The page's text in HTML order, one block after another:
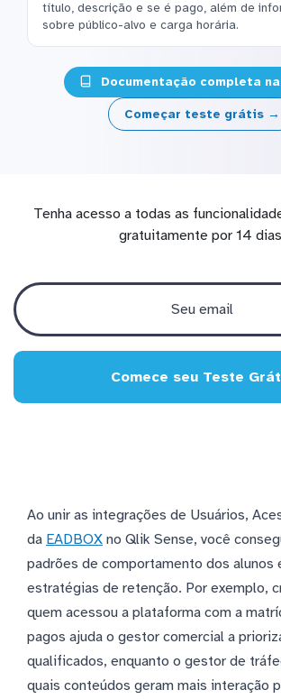
título, descrição e se é pago, além de
sobre público-alvo e carga horária.
Documentação completa
Começar teste grátis →
Tenha acesso a todas as
gratuitamente por 14
Comece seu Teste
Ao unir as integrações de Usuários,
da EADBOX no Qlik Sense, você
padrões de comportamento dos alunos
estratégias de retenção. Por exemplo,
quem acessou a plataforma com a
pagos ajuda o gestor comercial a
qualificados, enquanto o gestor de
quais conteúdos geram mais interação